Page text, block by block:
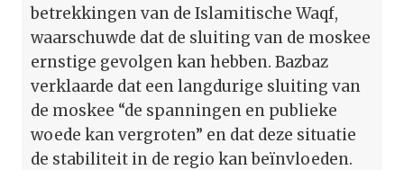
betrekkingen van de Islamitische Waqf,
waarschuwde dat de sluiting van de moskee
ernstige gevolgen kan hebben. Bazbaz
verklaarde dat een langdurige sluiting van
de moskee “de spanningen en publieke
woede kan vergroten” en dat deze situatie
de stabiliteit in de regio kan beïnvloeden.